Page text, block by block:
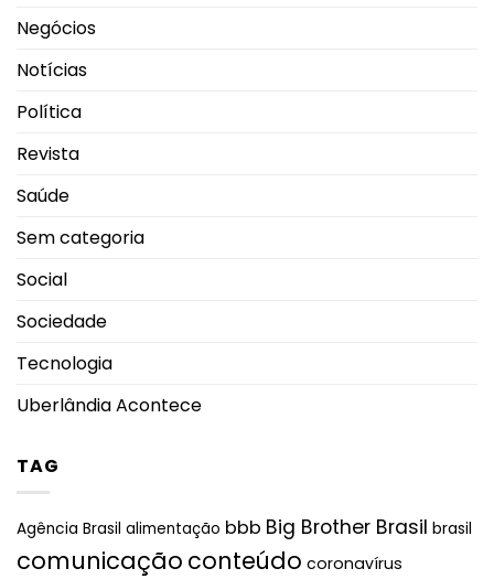
Negócios
Notícias
Política
Revista
Saúde
Sem categoria
Social
Sociedade
Tecnologia
Uberlândia Acontece
TAG
Agência Brasil alimentação bbb Big Brother Brasil brasil
comunicação conteúdo coronavírus